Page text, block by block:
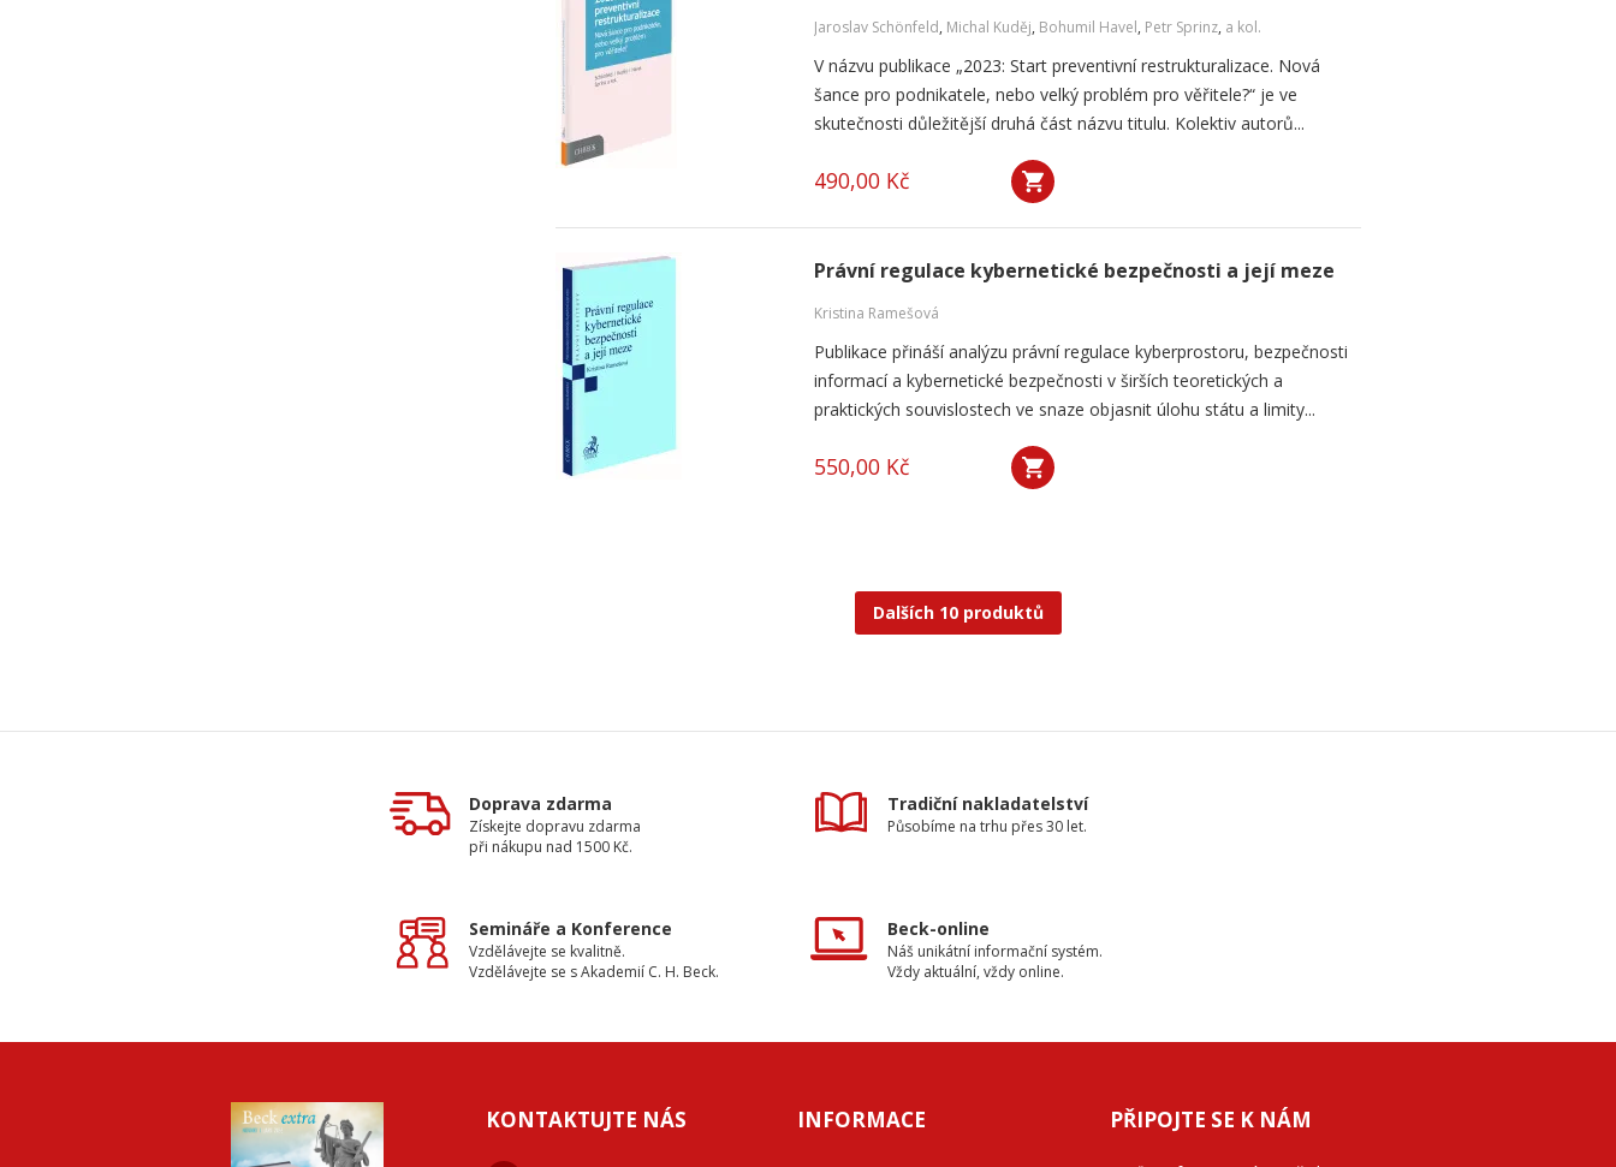
Jaroslav Schönfeld, Michal Kuděj, Bohumil Havel, Petr Sprinz, a kol.
V názvu publikace „2023: Start preventivní restrukturalizace. Nová
šance pro podnikatele, nebo velký problém pro věřitele?“ je ve
skutečnosti důležitější druhá část názvu titulu. Kolektiv autorů...
490,00 Kč
Právní regulace kybernetické bezpečnosti a její meze
Kristina Ramešová
Publikace přináší analýzu právní regulace kyberprostoru, bezpečnosti
informací a kybernetické bezpečnosti v širších teoretických a
praktických souvislostech ve snaze objasnit úlohu státu a limity...
550,00 Kč
Dalších 10 produktů
Doprava zdarma
Získejte dopravu zdarma
při nákupu nad 1500 Kč.
Tradiční nakladatelství
Působíme na trhu přes 30 let.
Semináře a Konference
Vzdělávejte se kvalitně.
Vzdělávejte se s Akademií C. H. Beck.
Beck-online
Náš unikátní informační systém.
Vždy aktuální, vždy online.
KONTAKTUJTE NÁS INFORMACE PŘIPOJTE SE K NÁM